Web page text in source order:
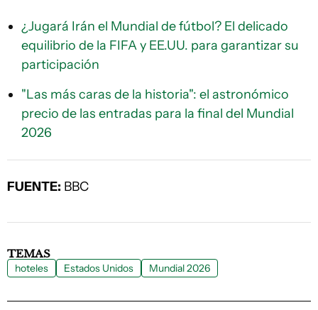
¿Jugará Irán el Mundial de fútbol? El delicado
equilibrio de la FIFA y EE.UU. para garantizar su
participación
"Las más caras de la historia": el astronómico
precio de las entradas para la final del Mundial
2026
FUENTE: BBC
TEMAS
hoteles Estados Unidos Mundial 2026